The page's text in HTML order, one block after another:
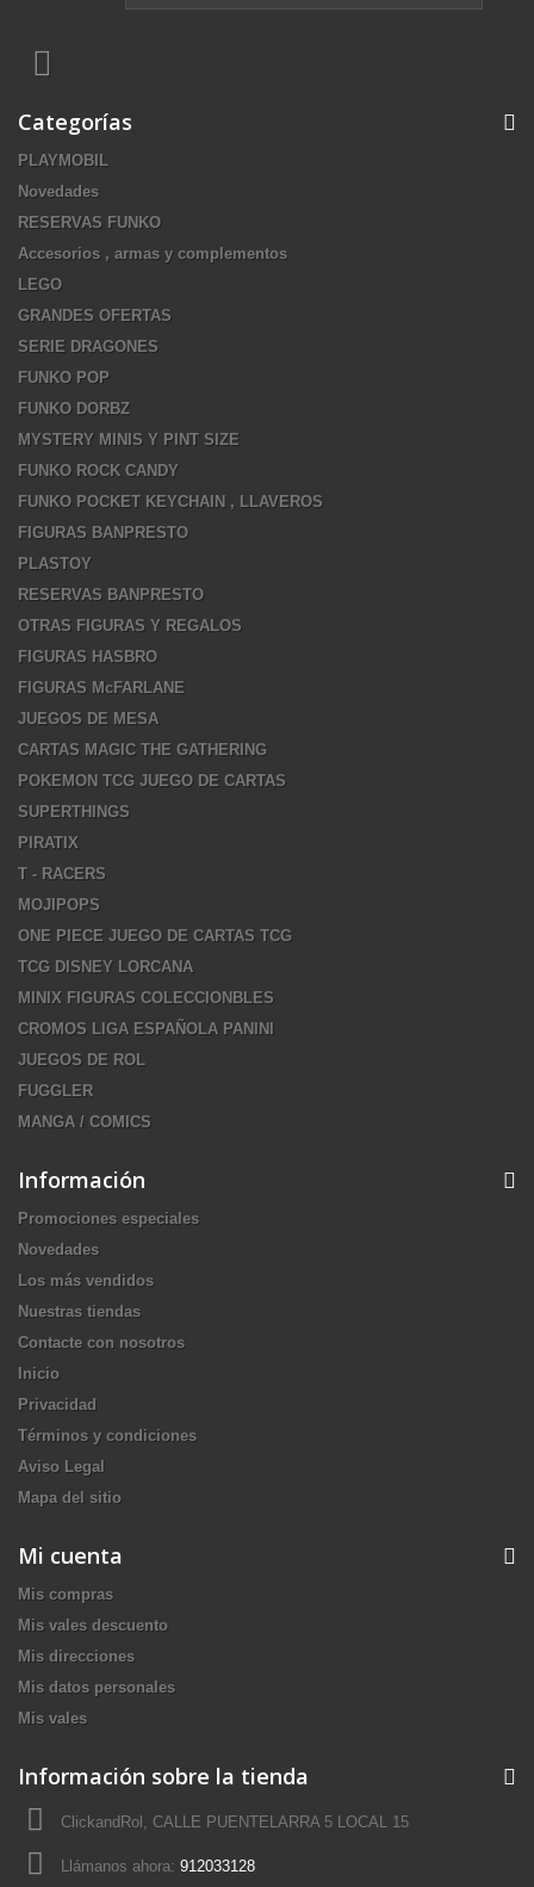
Categorías
PLAYMOBIL
Novedades
RESERVAS FUNKO
Accesorios , armas y complementos
LEGO
GRANDES OFERTAS
SERIE DRAGONES
FUNKO POP
FUNKO DORBZ
MYSTERY MINIS Y PINT SIZE
FUNKO ROCK CANDY
FUNKO POCKET KEYCHAIN , LLAVEROS
FIGURAS BANPRESTO
PLASTOY
RESERVAS BANPRESTO
OTRAS FIGURAS Y REGALOS
FIGURAS HASBRO
FIGURAS McFARLANE
JUEGOS DE MESA
CARTAS MAGIC THE GATHERING
POKEMON TCG JUEGO DE CARTAS
SUPERTHINGS
PIRATIX
T - RACERS
MOJIPOPS
ONE PIECE JUEGO DE CARTAS TCG
TCG DISNEY LORCANA
MINIX FIGURAS COLECCIONBLES
CROMOS LIGA ESPAÑOLA PANINI
JUEGOS DE ROL
FUGGLER
MANGA / COMICS
Información
Promociones especiales
Novedades
Los más vendidos
Nuestras tiendas
Contacte con nosotros
Inicio
Privacidad
Términos y condiciones
Aviso Legal
Mapa del sitio
Mi cuenta
Mis compras
Mis vales descuento
Mis direcciones
Mis datos personales
Mis vales
Información sobre la tienda
ClickandRol, CALLE PUENTELARRA 5 LOCAL 15
Llámanos ahora: 912033128